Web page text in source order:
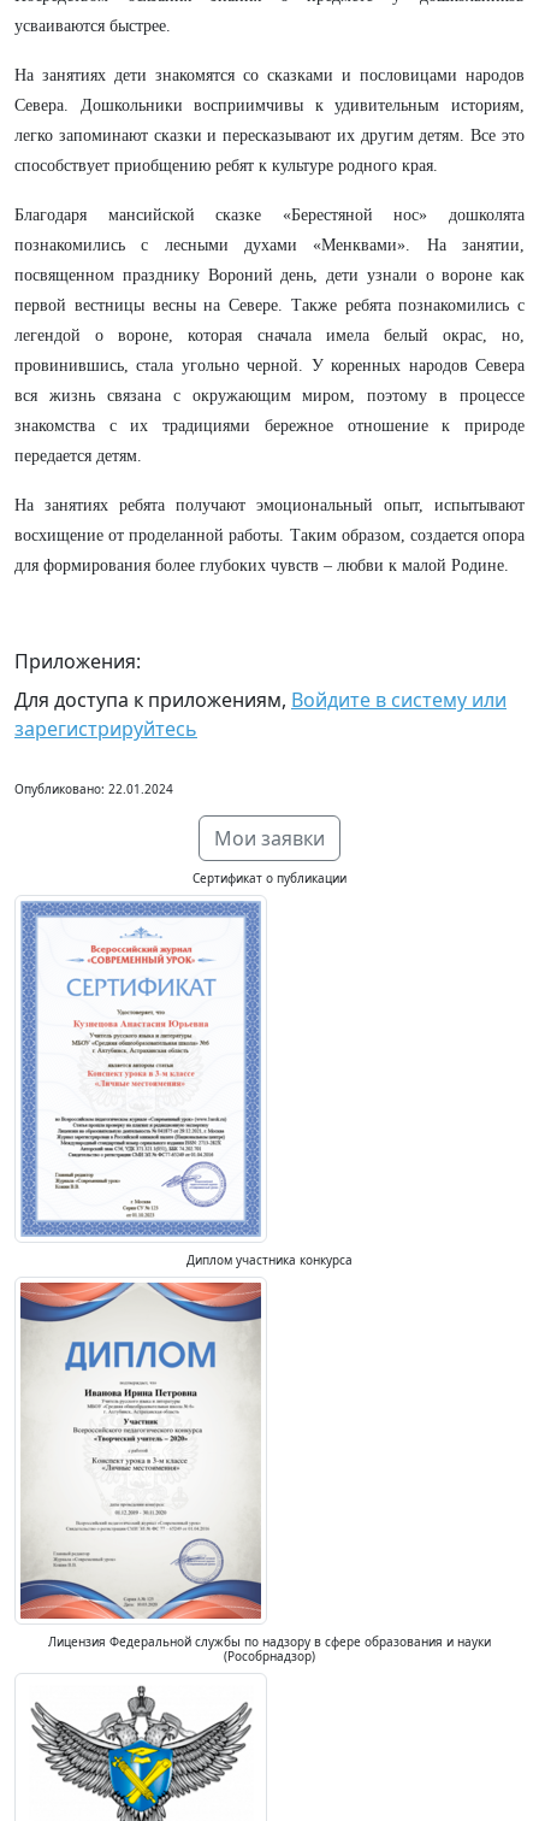
усваиваются быстрее.
На занятиях дети знакомятся со сказками и пословицами народов
Севера. Дошкольники восприимчивы к удивительным историям,
легко запоминают сказки и пересказывают их другим детям. Все это
способствует приобщению ребят к культуре родного края.
Благодаря мансийской сказке «Берестяной нос» дошколята
познакомились с лесными духами «Менквами». На занятии,
посвященном празднику Вороний день, дети узнали о вороне как
первой вестницы весны на Севере. Также ребята познакомились с
легендой о вороне, которая сначала имела белый окрас, но,
провинившись, стала угольно черной. У коренных народов Севера
вся жизнь связана с окружающим миром, поэтому в процессе
знакомства с их традициями бережное отношение к природе
передается детям.
На занятиях ребята получают эмоциональный опыт, испытывают
восхищение от проделанной работы. Таким образом, создается опора
для формирования более глубоких чувств – любви к малой Родине.
Приложения:
Для доступа к приложениям, Войдите в систему или
зарегистрируйтесь
Опубликовано: 22.01.2024
Мои заявки
Сертификат о публикации
Диплом участника конкурса
Лицензия Федеральной службы по надзору в сфере образования и науки
(Рособрнадзор)